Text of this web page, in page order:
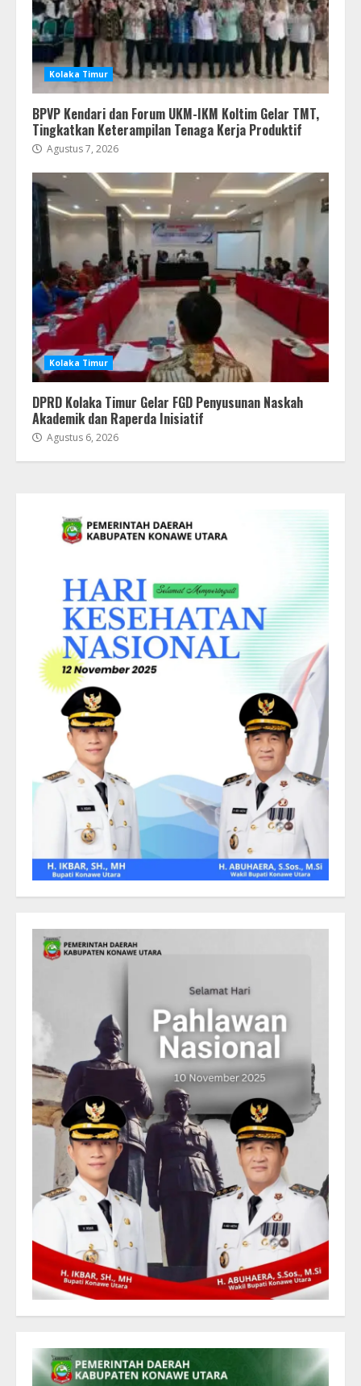
Kolaka Timur
BPVP Kendari dan Forum UKM-IKM Koltim Gelar TMT,
Tingkatkan Keterampilan Tenaga Kerja Produktif
Agustus 7, 2026
Kolaka Timur
DPRD Kolaka Timur Gelar FGD Penyusunan Naskah
Akademik dan Raperda Inisiatif
Agustus 6, 2026